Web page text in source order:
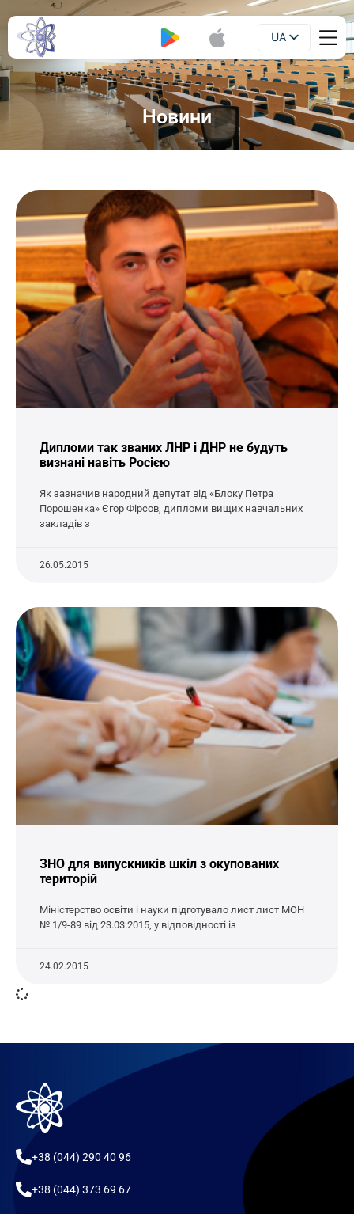
UA
EN
Новини
Дипломи так званих ЛНР і ДНР не будуть
визнані навіть Росією
Як зазначив народний депутат від «Блоку Петра
Порошенка» Єгор Фірсов, дипломи вищих навчальних
закладів з
26.05.2015
ЗНО для випускників шкіл з окупованих
територій
Міністерство освіти і науки підготувало лист лист МОН
№ 1/9-89 від 23.03.2015, у відповідності із
24.02.2015
+38 (044) 290 40 96
+38 (044) 373 69 67